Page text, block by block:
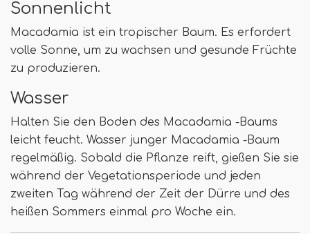
Sonnenlicht
Macadamia ist ein tropischer Baum. Es erfordert
volle Sonne, um zu wachsen und gesunde Früchte
zu produzieren.
Wasser
Halten Sie den Boden des Macadamia -Baums
leicht feucht. Wasser junger Macadamia -Baum
regelmäßig. Sobald die Pflanze reift, gießen Sie sie
während der Vegetationsperiode und jeden
zweiten Tag während der Zeit der Dürre und des
heißen Sommers einmal pro Woche ein.